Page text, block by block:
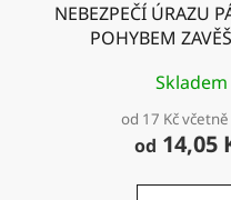
NEBEZPEČÍ ÚRAZU
POHYBEM
Skladem
od 17 Kč včetně
od 14,05